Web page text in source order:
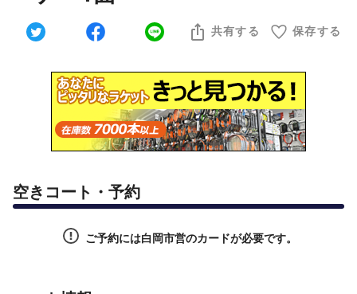
共有する 保存する
空きコート・予約
ご予約には白岡市営のカードが必要です。